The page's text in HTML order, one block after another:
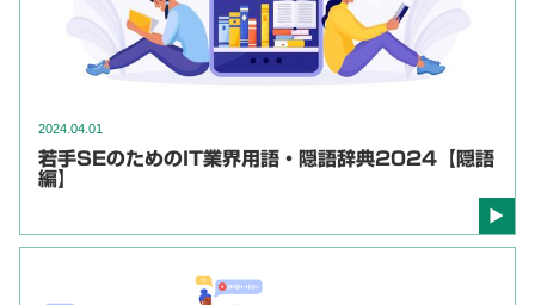
2024.04.01
若手SEのためのIT業界用語・隠語辞典2024【隠語
編】